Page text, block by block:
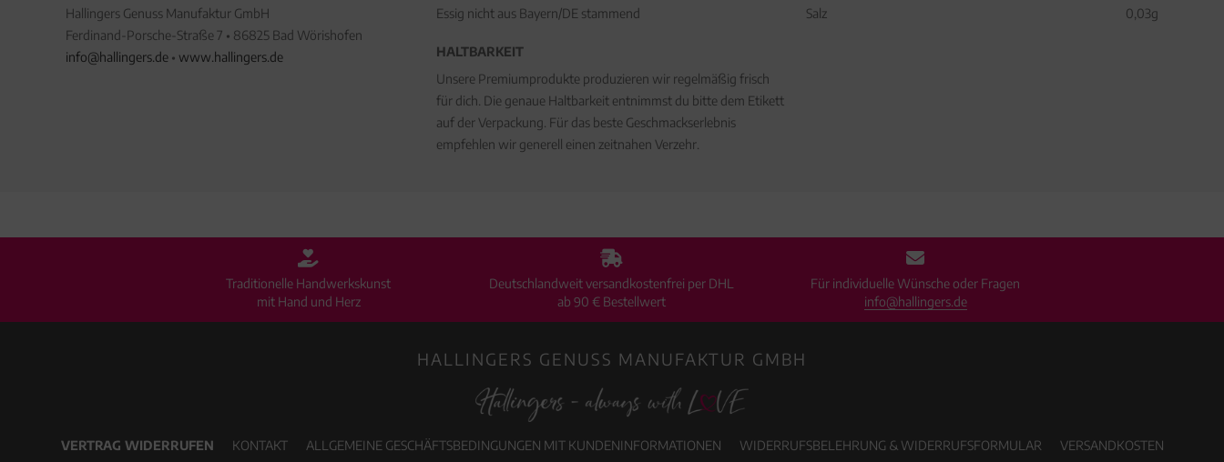
Hallingers Genuss Manufaktur GmbH
Ferdinand-Porsche-Straße 7 • 86825 Bad Wörishofen
info@hallingers.de • www.hallingers.de
Essig nicht aus Bayern/DE stammend
HALTBARKEIT
Unsere Premiumprodukte produzieren wir regelmäßig frisch
für dich. Die genaue Haltbarkeit entnimmst du bitte dem Etikett
auf der Verpackung. Für das beste Geschmackserlebnis
empfehlen wir generell einen zeitnahen Verzehr.
Salz
0,03g
Traditionelle Handwerkskunst
mit Hand und Herz
Deutschlandweit versandkostenfrei per DHL
ab 90 € Bestellwert
Für individuelle Wünsche oder Fragen
info@hallingers.de
HALLINGERS GENUSS MANUFAKTUR GMBH
VERTRAG WIDERRUFEN KONTAKT ALLGEMEINE GESCHÄFTSBEDINGUNGEN MIT KUNDENINFORMATIONEN WIDERRUFSBELEHRUNG & WIDERRUFSFORMULAR
VERSANDKOSTEN